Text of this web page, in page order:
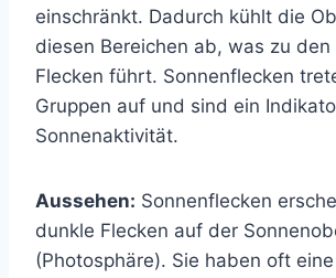
einschränkt. Dadurch kühlt die
diesen Bereichen ab, was zu den
Flecken führt. Sonnenflecken
Gruppen auf und sind ein
Sonnenaktivität.
Aussehen: Sonnenflecken
dunkle Flecken auf der
(Photosphäre). Sie haben oft eine